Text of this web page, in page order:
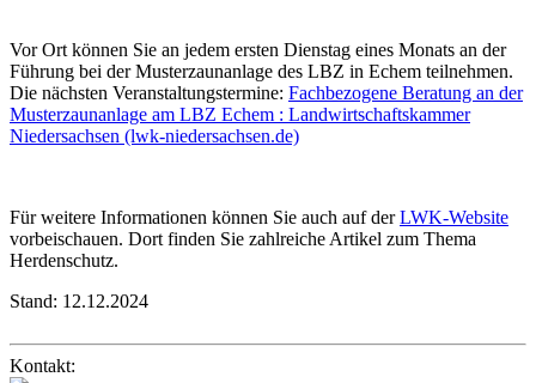
Vor Ort können Sie an jedem ersten Dienstag eines Monats an der
Führung bei der Musterzaunanlage des LBZ in Echem teilnehmen.
Die nächsten Veranstaltungstermine: Fachbezogene Beratung an der
Musterzaunanlage am LBZ Echem : Landwirtschaftskammer
Niedersachsen (lwk-niedersachsen.de)
Für weitere Informationen können Sie auch auf derLWK-Website
vorbeischauen. Dort finden Sie zahlreiche Artikel zum Thema
Herdenschutz.
Stand: 12.12.2024
Kontakt: